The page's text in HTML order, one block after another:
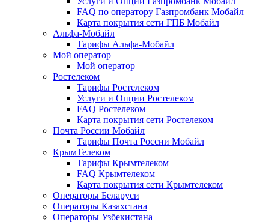
FAQ по оператору Газпромбанк Мобайл
Карта покрытия сети ГПБ Мобайл
Альфа-Мобайл
Тарифы Альфа-Мобайл
Мой оператор
Мой оператор
Ростелеком
Тарифы Ростелеком
Услуги и Опции Ростелеком
FAQ Ростелеком
Карта покрытия сети Ростелеком
Почта России Мобайл
Тарифы Почта России Мобайл
КрымТелеком
Тарифы Крымтелеком
FAQ Крымтелеком
Карта покрытия сети Крымтелеком
Операторы Беларуси
Операторы Казахстана
Операторы Узбекистана